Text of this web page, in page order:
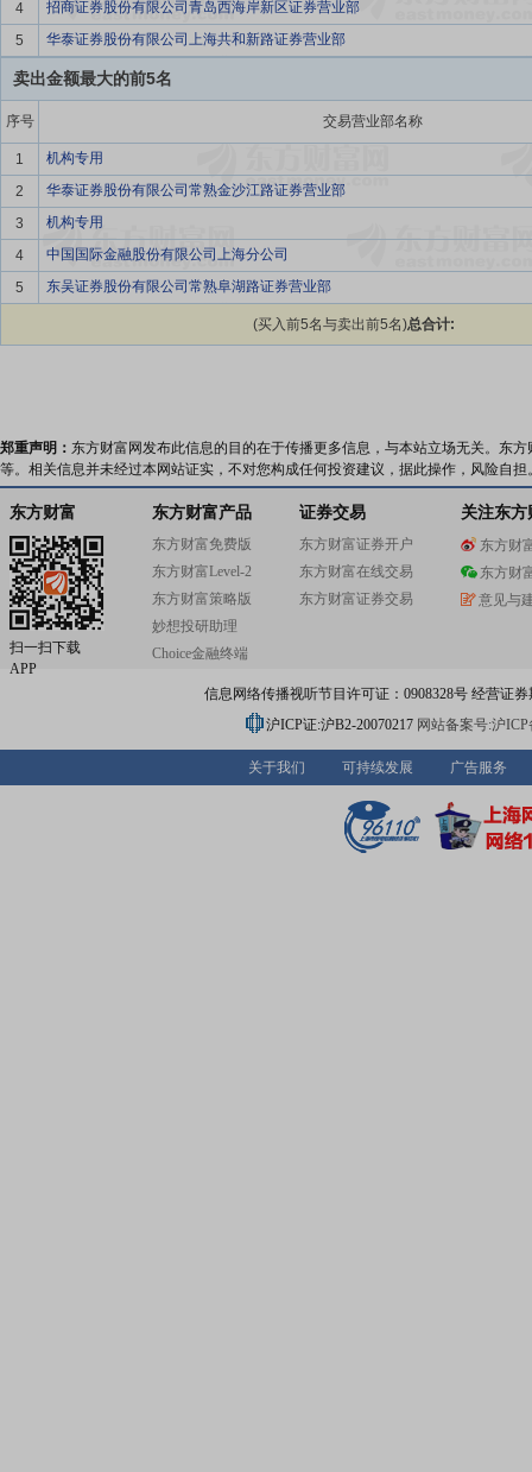
4
招商证券股份有限公司青岛西海岸新区证券营业部
5
华泰证券股份有限公司上海共和新路证券营业部
卖出金额最大的前5名
序号 交易营业部名称
1
机构专用
2
华泰证券股份有限公司常熟金沙江路证券营业部
3
机构专用
4
中国国际金融股份有限公司上海分公司
5
东吴证券股份有限公司常熟阜湖路证券营业部
(买入前5名与卖出前5名)总合计:
郑重声明： 东方财富网发布此信息的目的在于传播更多信息，与本站立场无关。东
等。相关信息并未经过本网站证实，不对您构成任何投资建议，据此操作，风险自担